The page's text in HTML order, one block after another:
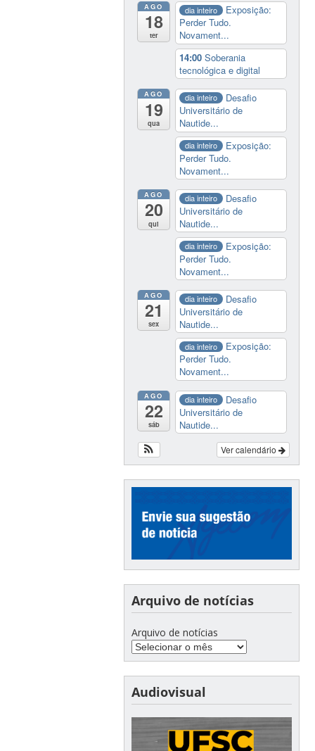
AGO
18
ter
dia inteiro
Exposição:
Perder Tudo.
Novament...
14:00Soberania
tecnológica e digital
AGO
19
qua
dia inteiro
Desafio
Universitário de
Nautide...
dia inteiro
Exposição:
Perder Tudo.
Novament...
AGO
20
qui
dia inteiro
Desafio
Universitário de
Nautide...
dia inteiro
Exposição:
Perder Tudo.
Novament...
AGO
21
sex
dia inteiro
Desafio
Universitário de
Nautide...
dia inteiro
Exposição:
Perder Tudo.
Novament...
AGO
22
sáb
dia inteiro
Desafio
Universitário de
Nautide...
Ver calendário
Arquivo de notícias
Arquivo de notícias
Audiovisual